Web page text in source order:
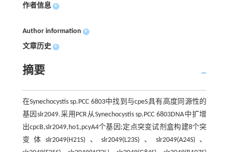
作者信息 +
Author information +
文章历史 +
摘要
在Synechocystis sp.PCC 6803中找到与cpeS具有高度同源性的
基因slr2049.采用PCR从Synechocystis sp.PCC 6803DNA中扩增
出cpcB,slr2049,ho1,pcyA4个基因;定点突变试剂盒构建8个突
变体slr2049(H21S)、slr2049(L23S)、slr2049(A24S)、